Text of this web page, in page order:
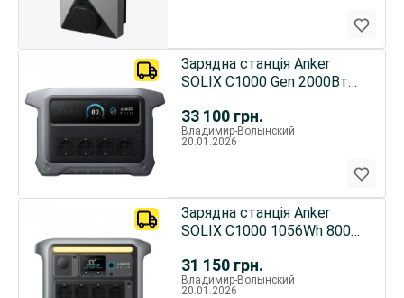
33 100 грн.
Зарядна станція Anker
SOLIX C1000 Gen 2000Вт
Владимир-Волынский
20.01.2026
31 150 грн.
Зарядна станція Anker
SOLIX C1000 1056Wh 800W
Владимир-Волынский
20.01.2026